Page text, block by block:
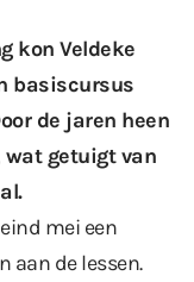
kon Veldeke
basiscursus
de jaren heen
getuigt van
mei een
aan de lessen.